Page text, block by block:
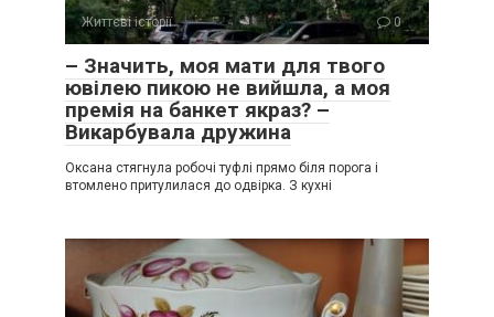
Життєві історії 0
– Значить, моя мати для твого
ювілею пикою не вийшла, а моя
премія на банкет якраз? –
Викарбувала дружина
Оксана стягнула робочі туфлі прямо біля порога і
втомлено притулилася до одвірка. З кухні